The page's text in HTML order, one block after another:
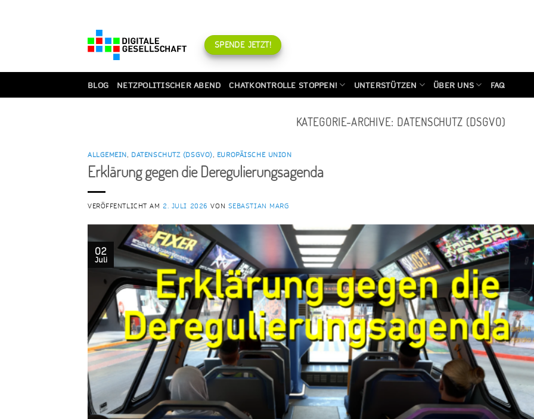
SPENDE JETZT!
BLOG NETZPOLITISCHER ABEND CHATKONTROLLE STOPPEN! UNTERSTÜTZEN ÜBER UNS FAQ
KATEGORIE-ARCHIVE: DATENSCHUTZ (DSGVO)
ALLGEMEIN, DATENSCHUTZ (DSGVO), EUROPÄISCHE UNION
Erklärung gegen die Deregulierungsagenda
VERÖFFENTLICHT AM 2. JULI 2026 VON SEBASTIAN MARG
02
Juli